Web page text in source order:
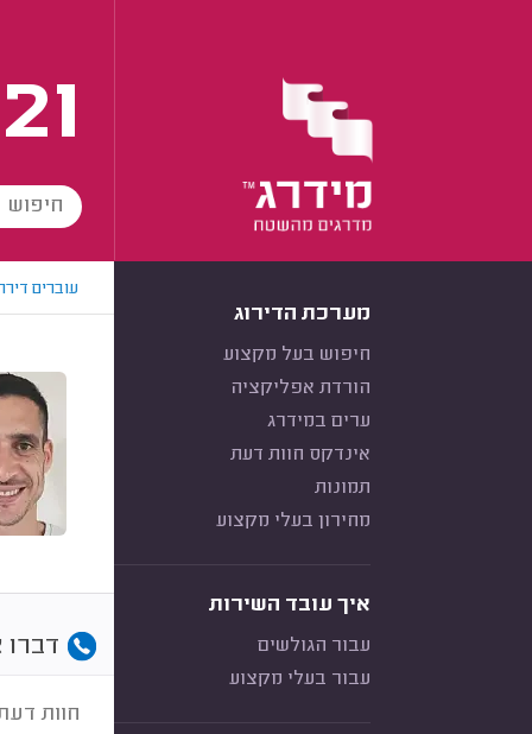
מערכת הדירוג
חיפוש בעל מקצוע
הורדת אפליקציה
ערים במידרג
אינדקס חוות דעת
תמונות
מחירון בעלי מקצוע
איך עובד השירות
עבור הגולשים
עבור בעלי מקצוע
עוברים
דברו
חוות